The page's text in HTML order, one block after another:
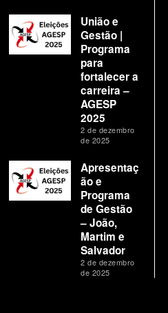
União e
Gestão |
Programa
para
fortalecer a
carreira –
AGESP
2025
2 de dezembro
de 2025
Apresentaç
ão e
Programa
de Gestão
– João,
Martim e
Salvador
2 de dezembro
de 2025